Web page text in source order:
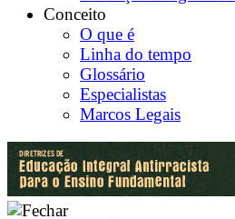
Conceito
O que é
Linha do tempo
Glossário
Especialistas
Marcos Legais